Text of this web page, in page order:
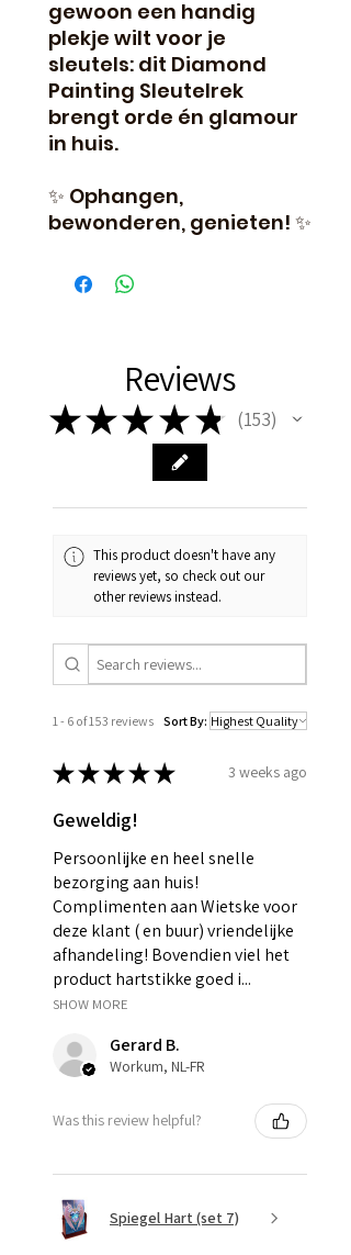
gewoon een handig
plekje wilt voor je
sleutels: dit Diamond
Painting Sleutelrek
brengt orde én glamour
in huis.
✨ Ophangen,
bewonderen, genieten! ✨
Reviews
★★★ ★ ★ 153
153
This product doesn't have any
reviews yet, so check out our
other reviews instead.
1 - 6 of 153 reviews Sort By:
★★★★★ 3 weeks ago
Geweldig!
Persoonlijke en heel snelle
bezorging aan huis!
Complimenten aan Wietske voor
deze klant ( en buur) vriendelijke
afhandeling! Bovendien viel het
product hartstikke goed i...
SHOW MORE
Gerard B.
Workum, NL-FR
Was this review helpful?
Spiegel Hart (set 7)